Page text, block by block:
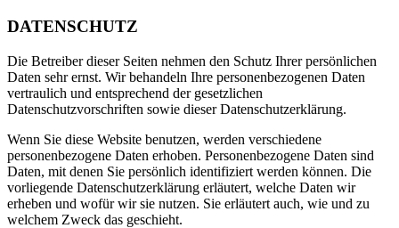
DATENSCHUTZ
Die Betreiber dieser Seiten nehmen den Schutz Ihrer persönlichen
Daten sehr ernst. Wir behandeln Ihre personenbezogenen Daten
vertraulich und entsprechend der gesetzlichen
Datenschutzvorschriften sowie dieser Datenschutzerklärung.
Wenn Sie diese Website benutzen, werden verschiedene
personenbezogene Daten erhoben. Personenbezogene Daten sind
Daten, mit denen Sie persönlich identifiziert werden können. Die
vorliegende Datenschutzerklärung erläutert, welche Daten wir
erheben und wofür wir sie nutzen. Sie erläutert auch, wie und zu
welchem Zweck das geschieht.